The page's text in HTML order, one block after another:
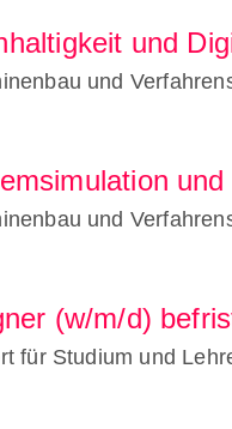
und
und
und
(w/m/d)
für Studium und